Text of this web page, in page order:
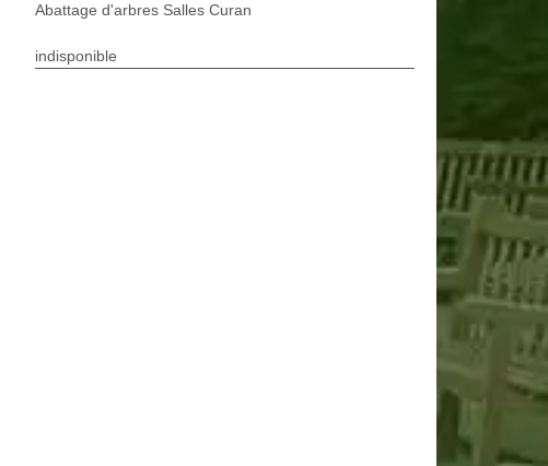
Abattage d'arbres Salles Curan
indisponible